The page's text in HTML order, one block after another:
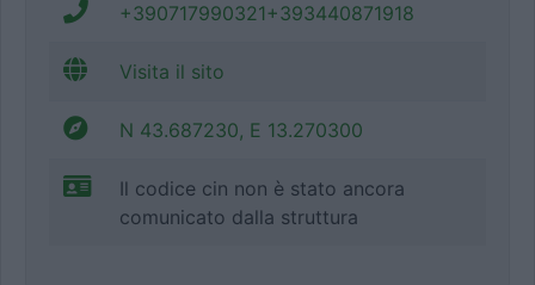
+390717990321+393440871918
Visita il sito
N 43.687230, E 13.270300
Il codice cin non è stato ancora
comunicato dalla struttura